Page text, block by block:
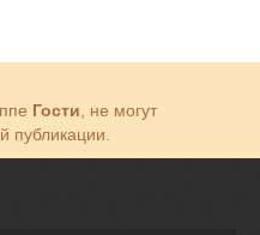
Гости , не могут
публикации.